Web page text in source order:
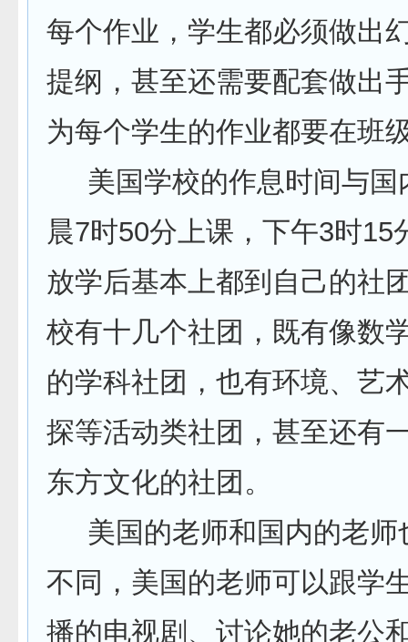
每个作业，学生都必须做出
提纲，甚至还需要配套做出
为每个学生的作业都要在班
美国学校的作息时间与国
晨7时50分上课，下午3时15
放学后基本上都到自己的社
校有十几个社团，既有像数
的学科社团，也有环境、艺
探等活动类社团，甚至还有
东方文化的社团。
美国的老师和国内的老师
不同，美国的老师可以跟学
播的电视剧、讨论她的老公